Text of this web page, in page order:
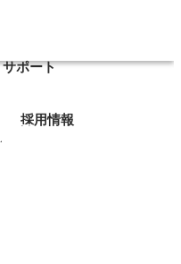
サポート
採用情報
要